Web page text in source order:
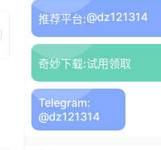
推荐平台:@dz121314
奇妙下载:试用领取
Telegram:
@dz121314